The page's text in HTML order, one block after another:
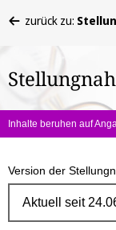
befinden
hier:
zurück zu:
Inhalte beruhen auf
Version der